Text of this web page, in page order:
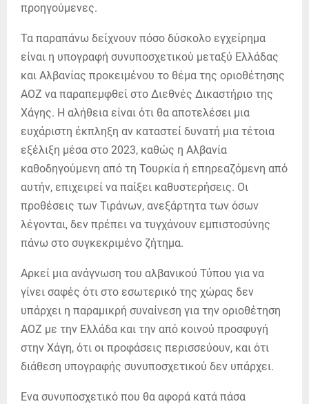
προηγούμενες.
Τα παραπάνω δείχνουν πόσο δύσκολο εγχείρημα
είναι η υπογραφή συνυποσχετικού μεταξύ Ελλάδας
και Αλβανίας προκειμένου το θέμα της οριοθέτησης
ΑΟΖ να παραπεμφθεί στο Διεθνές Δικαστήριο της
Χάγης. Η αλήθεια είναι ότι θα αποτελέσει μια
ευχάριστη έκπληξη αν καταστεί δυνατή μια τέτοια
εξέλιξη μέσα στο 2023, καθώς η Αλβανία
καθοδηγούμενη από τη Τουρκία ή επηρεαζόμενη από
αυτήν, επιχειρεί να παίξει καθυστερήσεις. Οι
προθέσεις των Τιράνων, ανεξάρτητα των όσων
λέγονται, δεν πρέπει να τυγχάνουν εμπιστοσύνης
πάνω στο συγκεκριμένο ζήτημα.
Αρκεί μια ανάγνωση του αλβανικού Τύπου για να
γίνει σαφές ότι στο εσωτερικό της χώρας δεν
υπάρχει η παραμικρή συναίνεση για την οριοθέτηση
ΑΟΖ με την Ελλάδα και την από κοινού προσφυγή
στην Χάγη, ότι οι προφάσεις περισσεύουν, και ότι
διάθεση υπογραφής συνυποσχετικού δεν υπάρχει.
Ενα συνυποσχετικό που θα αφορά κατά πάσα